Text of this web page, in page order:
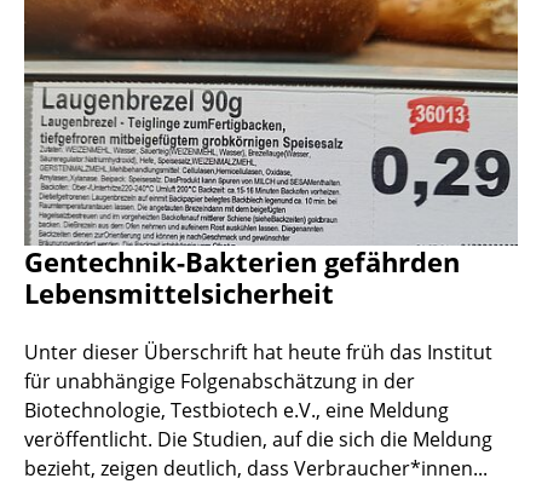
Gentechnik-Bakterien gefährden
Lebensmittelsicherheit
Unter dieser Überschrift hat heute früh das Institut
für unabhängige Folgenabschätzung in der
Biotechnologie, Testbiotech e.V., eine Meldung
veröffentlicht. Die Studien, auf die sich die Meldung
bezieht, zeigen deutlich, dass Verbraucher*innen...